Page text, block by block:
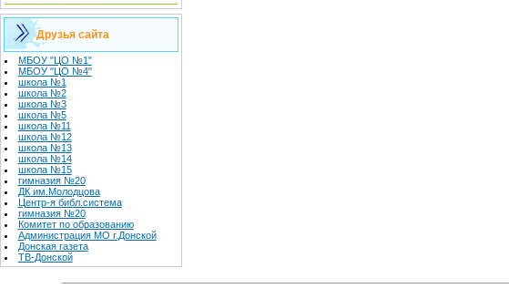
Друзья сайта
МБОУ "ЦО №1"
МБОУ "ЦО №4"
школа №1
школа №2
школа №3
школа №5
школа №11
школа №12
школа №13
школа №14
школа №15
гимназия №20
ДК им.Молодцова
Центр-я библ.система
гимназия №20
Комитет по образованию
Администрация МО г.Донской
Донская газета
ТВ-Донской